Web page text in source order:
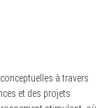
à travers
et des projets